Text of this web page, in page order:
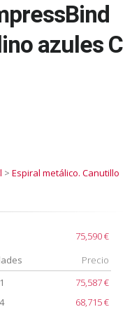
azules C
> Espiral metálico. Canutillo
75,590 €
Precio
1
75,587 €
4
68,715 €